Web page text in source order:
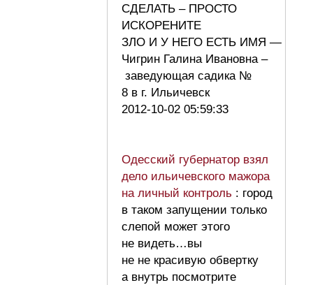
СДЕЛАТЬ – ПРОСТО
ИСКОРЕНИТЕ
ЗЛО И У НЕГО ЕСТЬ ИМЯ —
Чигрин Галина Ивановна –
заведующая садика №
8 в г. Ильичевск
2012-10-02 05:59:33
Одесский губернатор взял
дело ильичевского мажора
на личный контроль : город
в таком запущении только
слепой может этого
не видеть…вы
не не красивую обвертку
а внутрь посмотрите